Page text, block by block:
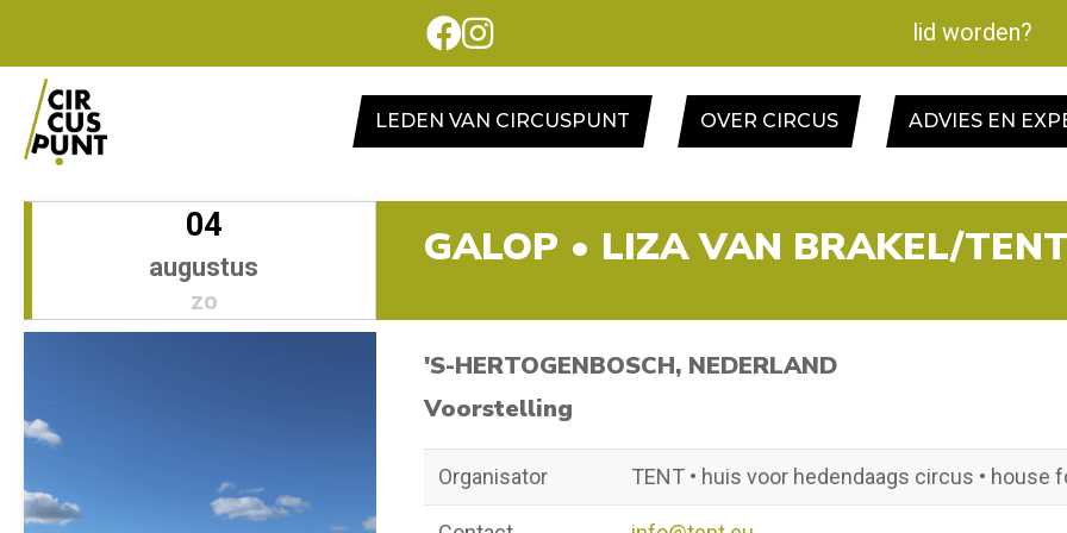
lid worden?
LEDEN VAN CIRCUSPUNT OVER CIRCUS ADVIES EN
04
augustus
zo
GALOP • LIZA VAN BRAKEL/
'S-HERTOGENBOSCH, NEDERLAND
Voorstelling
Organisator TENT • huis voor hedendaags circus •